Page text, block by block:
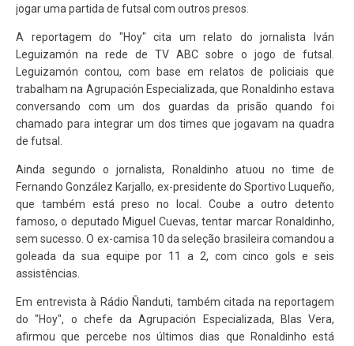
jogar uma partida de futsal com outros presos.
A reportagem do "Hoy" cita um relato do jornalista Iván
Leguizamón na rede de TV ABC sobre o jogo de futsal.
Leguizamón contou, com base em relatos de policiais que
trabalham na Agrupación Especializada, que Ronaldinho estava
conversando com um dos guardas da prisão quando foi
chamado para integrar um dos times que jogavam na quadra
de futsal.
Ainda segundo o jornalista, Ronaldinho atuou no time de
Fernando González Karjallo, ex-presidente do Sportivo Luqueño,
que também está preso no local. Coube a outro detento
famoso, o deputado Miguel Cuevas, tentar marcar Ronaldinho,
sem sucesso. O ex-camisa 10 da seleção brasileira comandou a
goleada da sua equipe por 11 a 2, com cinco gols e seis
assistências.
Em entrevista à Rádio Ñanduti, também citada na reportagem
do "Hoy", o chefe da Agrupación Especializada, Blas Vera,
afirmou que percebe nos últimos dias que Ronaldinho está